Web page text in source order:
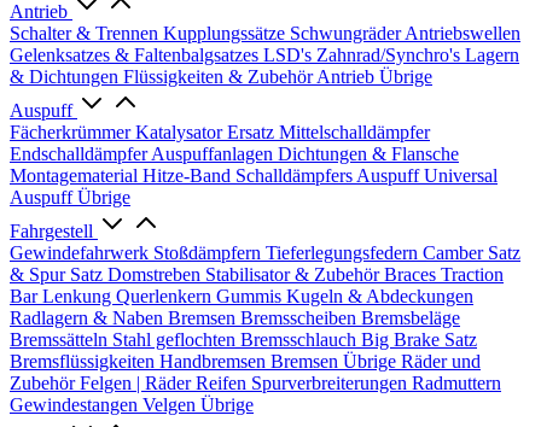
Antrieb
Schalter & Trennen Kupplungssätze SchwungräderAntriebswellen
Gelenksatzes & Faltenbalgsatzes LSD's Zahnrad/Synchro's Lagern
& Dichtungen Flüssigkeiten & ZubehörAntrieb Übrige
Auspuff
FächerkrümmerKatalysator Ersatz Mittelschalldämpfer
EndschalldämpferAuspuffanlagen Dichtungen & Flansche
Montagematerial Hitze-Band Schalldämpfers Auspuff Universal
Auspuff Übrige
Fahrgestell
Gewindefahrwerk Stoßdämpfern Tieferlegungsfedern Camber Satz
& Spur Satz Domstreben Stabilisator & ZubehörBraces Traction
BarLenkung Querlenkern Gummis Kugeln & Abdeckungen
Radlagern & Naben Bremsen Bremsscheiben Bremsbeläge
Bremssätteln Stahl geflochten Bremsschlauch Big Brake Satz
Bremsflüssigkeiten Handbremsen Bremsen Übrige Räder und
ZubehörFelgen | RäderReifen Spurverbreiterungen Radmuttern
Gewindestangen Velgen Übrige